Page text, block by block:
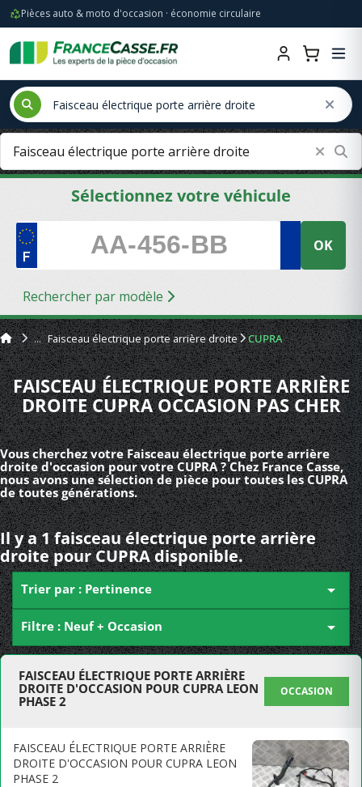
Pièces auto & moto d'occasion · économie circulaire
Sélectionnez votre véhicule
OK
Rechercher par modèle
Faisceau électrique porte arrière droite CUPRA
FAISCEAU ÉLECTRIQUE PORTE ARRIÈRE
DROITE CUPRA OCCASION PAS CHER
Vous cherchez votre Faisceau électrique porte arrière
droite d'occasion pour votre CUPRA ? Chez France Casse,
nous avons une sélection de pièce pour toutes les CUPRA
de toutes générations.
Il y a 1 faisceau électrique porte arrière
droite pour CUPRA disponible.
Trier par : Pertinence 
Filtre : Neuf + Occasion 
FAISCEAU ÉLECTRIQUE PORTE ARRIÈRE
DROITE D'OCCASION POUR CUPRA LEON
PHASE 2
OCCASION
FAISCEAU ÉLECTRIQUE PORTE ARRIÈRE
DROITE D'OCCASION POUR CUPRA LEON
PHASE 2